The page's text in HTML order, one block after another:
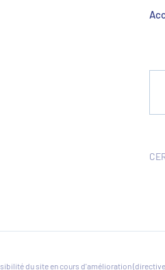
du site en cours d'amélioration (directive